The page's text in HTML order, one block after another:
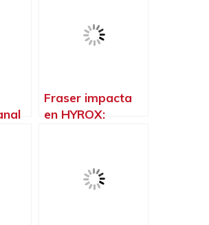
Fraser impacta
en HYROX:
mayo 2025